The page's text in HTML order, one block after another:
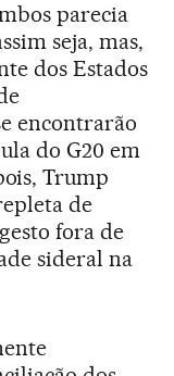
parecia
seja, mas,
dos Estados
encontrarão
do G20 em
Trump
de
fora de
sideral na